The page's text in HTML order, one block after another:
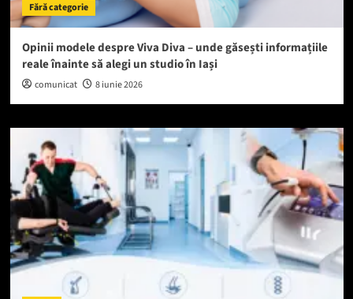
Fără categorie
Opinii modele despre Viva Diva – unde găsești informațiile
reale înainte să alegi un studio în Iași
comunicat 8 iunie 2026